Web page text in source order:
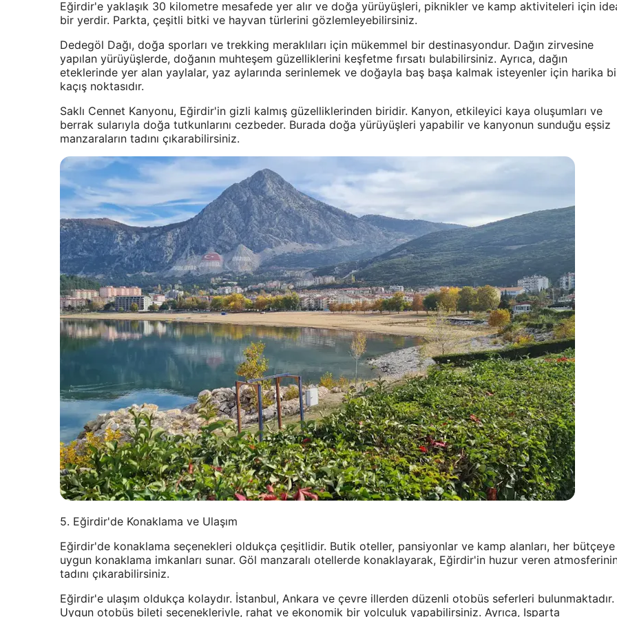
Eğirdir'e yaklaşık 30 kilometre mesafede yer alır ve doğa yürüyüşleri, piknikler ve kamp aktiviteleri için
bir yerdir. Parkta, çeşitli bitki ve hayvan türlerini gözlemleyebilirsiniz.
Dedegöl Dağı, doğa sporları ve trekking meraklıları için mükemmel bir destinasyondur. Dağın zirvesine
yapılan yürüyüşlerde, doğanın muhteşem güzelliklerini keşfetme fırsatı bulabilirsiniz. Ayrıca, dağın
eteklerinde yer alan yaylalar, yaz aylarında serinlemek ve doğayla baş başa kalmak isteyenler için harika
kaçış noktasıdır.
Saklı Cennet Kanyonu, Eğirdir'in gizli kalmış güzelliklerinden biridir. Kanyon, etkileyici kaya oluşumları ve
berrak sularıyla doğa tutkunlarını cezbeder. Burada doğa yürüyüşleri yapabilir ve kanyonun sunduğu eşsiz
manzaraların tadını çıkarabilirsiniz.
5. Eğirdir'de Konaklama ve Ulaşım
Eğirdir'de konaklama seçenekleri oldukça çeşitlidir. Butik oteller, pansiyonlar ve kamp alanları, her bütçeye
uygun konaklama imkanları sunar. Göl manzaralı otellerde konaklayarak, Eğirdir'in huzur veren
tadını çıkarabilirsiniz.
Eğirdir'e ulaşım oldukça kolaydır. İstanbul, Ankara ve çevre illerden düzenli otobüs seferleri bulunmaktadır.
Uygun otobüs bileti seçenekleriyle, rahat ve ekonomik bir yolculuk yapabilirsiniz. Ayrıca, Isparta